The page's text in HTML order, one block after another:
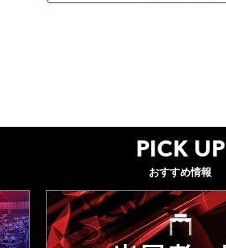
PICK UP
おすすめ情報